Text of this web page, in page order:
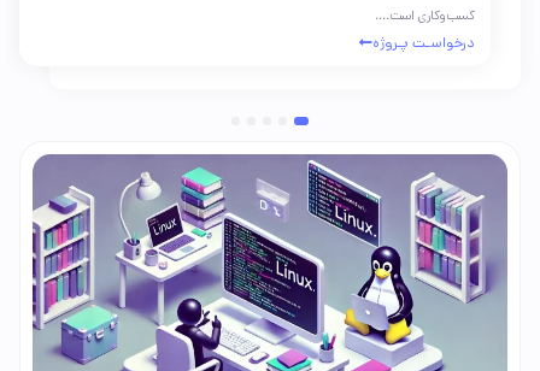
کسب‌وکاری است....
درخواسـت پـروژه